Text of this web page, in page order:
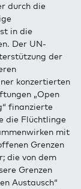
durch die
in die
Der UN-
der
konzertierten
„Open
finanzierte
die Flüchtlinge
mit
Grenzen
die von dem
Grenzen
Austausch“